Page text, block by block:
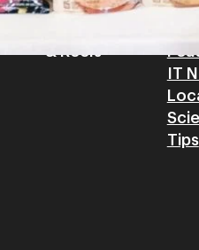
& Reels
IT
Tips